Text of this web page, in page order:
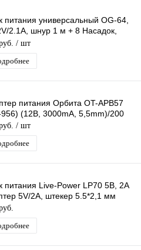
питания универсальный OG-64,
2.1A, шнур 1 м + 8 Насадок,
/ шт
питания Орбита OT-APB57
(12В, 3000mA, 5,5mm)/200
/ шт
питания Live-Power LP70 5В, 2A
5V/2A, штекер 5.5*2,1 мм